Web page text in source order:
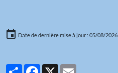
Date de dernière mise à jour : 05/08/2026
PartagerFacebook
X